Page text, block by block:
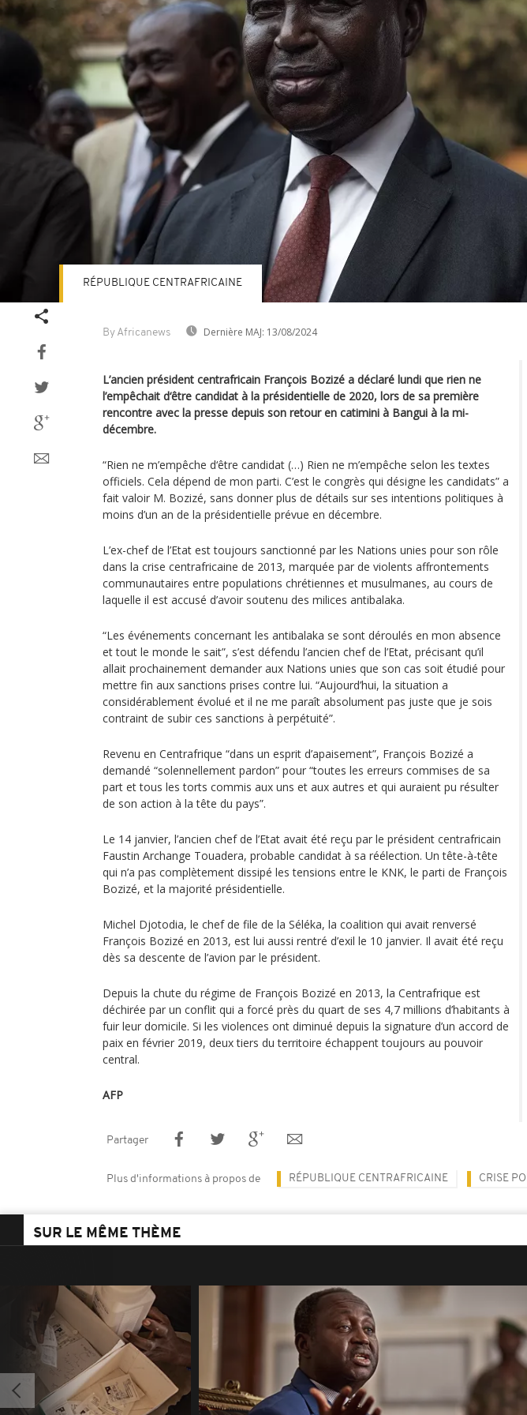
By Africanews Dernière MAJ: 13/08/2024
RÉPUBLIQUE CENTRAFRICAINE
L’ancien président centrafricain François Bozizé a déclaré lundi que rien ne
l’empêchait d‘être candidat à la présidentielle de 2020, lors de sa première
rencontre avec la presse depuis son retour en catimini à Bangui à la mi-
décembre.
“Rien ne m’empêche d‘être candidat (…) Rien ne m’empêche selon les textes
officiels. Cela dépend de mon parti. C’est le congrès qui désigne les candidats” a
fait valoir M. Bozizé, sans donner plus de détails sur ses intentions politiques à
moins d’un an de la présidentielle prévue en décembre.
L’ex-chef de l’Etat est toujours sanctionné par les Nations unies pour son rôle
dans la crise centrafricaine de 2013, marquée par de violents affrontements
communautaires entre populations chrétiennes et musulmanes, au cours de
laquelle il est accusé d’avoir soutenu des milices antibalaka.
“Les événements concernant les antibalaka se sont déroulés en mon absence
et tout le monde le sait”, s’est défendu l’ancien chef de l’Etat, précisant qu’il
allait prochainement demander aux Nations unies que son cas soit étudié pour
mettre fin aux sanctions prises contre lui. “Aujourd’hui, la situation a
considérablement évolué et il ne me paraît absolument pas juste que je sois
contraint de subir ces sanctions à perpétuité”.
Revenu en Centrafrique “dans un esprit d’apaisement”, François Bozizé a
demandé “solennellement pardon” pour “toutes les erreurs commises de sa
part et tous les torts commis aux uns et aux autres et qui auraient pu résulter
de son action à la tête du pays”.
Le 14 janvier, l’ancien chef de l’Etat avait été reçu par le président centrafricain
Faustin Archange Touadera, probable candidat à sa réélection. Un tête-à-tête
qui n’a pas complètement dissipé les tensions entre le KNK, le parti de François
Bozizé, et la majorité présidentielle.
Michel Djotodia, le chef de file de la Séléka, la coalition qui avait renversé
François Bozizé en 2013, est lui aussi rentré d’exil le 10 janvier. Il avait été reçu
dès sa descente de l’avion par le président.
Depuis la chute du régime de François Bozizé en 2013, la Centrafrique est
déchirée par un conflit qui a forcé près du quart de ses 4,7 millions d’habitants à
fuir leur domicile. Si les violences ont diminué depuis la signature d’un accord de
paix en février 2019, deux tiers du territoire échappent toujours au pouvoir
central.
AFP
Partager
Plus d'informations à propos de RÉPUBLIQUE CENTRAFRICAINE CRISE
SUR LE MÊME THÈME